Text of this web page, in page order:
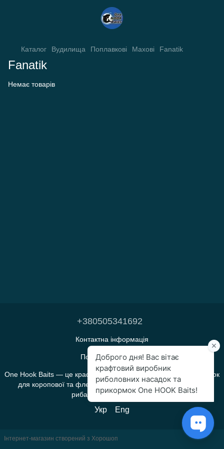
Каталог Вудилища Поплавкові Махові Fanatik
Fanatik
Немає товарів
+380505341692
Контактна інформація
Повна версія сайту
One Hook Baits — це крафтове виробництво прикормок і насадок
для коропової та флет-фідерної риболовлі, яке створене
рибалками для рибалок.
Укр Eng
Інтернет-магазин створений з Хорошоп